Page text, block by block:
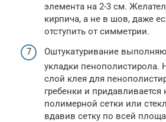
элемента на 2-3 см.
кирпича, а не в шов, даже
отступить от симметрии.
Оштукатуривание
укладки пенополистирола.
слой клея для
гребенки и
полимерной сетки или
вдавив сетку по всей